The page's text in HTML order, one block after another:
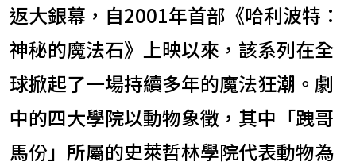
返大銀幕，自2001年首部《哈利波特：
神秘的魔法石》上映以來，該系列在全
球掀起了一場持續多年的魔法狂潮。劇
中的四大學院以動物象徵，其中「跩哥
馬份」所屬的史萊哲林學院代表動物為